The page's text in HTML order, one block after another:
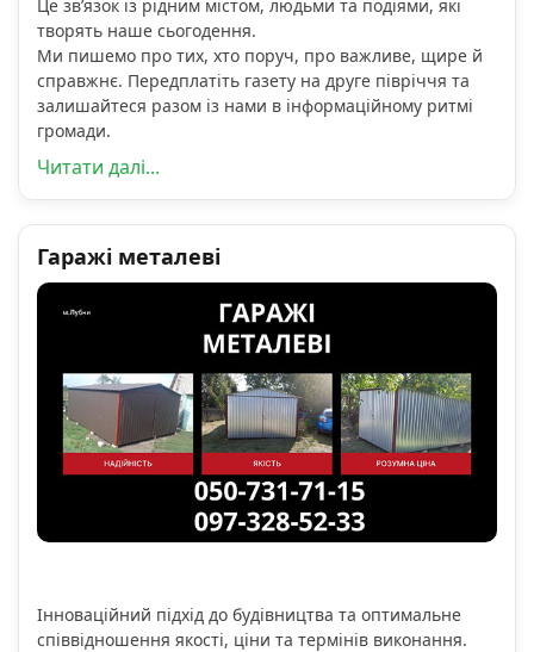
Це зв’язок із рідним містом, людьми та подіями, які
творять наше сьогодення.
Ми пишемо про тих, хто поруч, про важливе, щире й
справжнє. Передплатіть газету на друге півріччя та
залишайтеся разом із нами в інформаційному ритмі
громади.
Читати далі...
Гаражі металеві
Інноваційний підхід до будівництва та оптимальне
співвідношення якості, ціни та термінів виконання.